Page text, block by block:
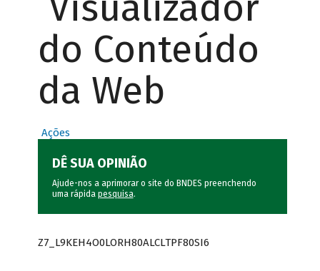
do Conteúdo
da Web
Ações
DÊ SUA OPINIÃO
Ajude-nos a aprimorar o site do BNDES preenchendo
uma rápida pesquisa.
Z7_L9KEH4O0LORH80ALCLTPF80SI6